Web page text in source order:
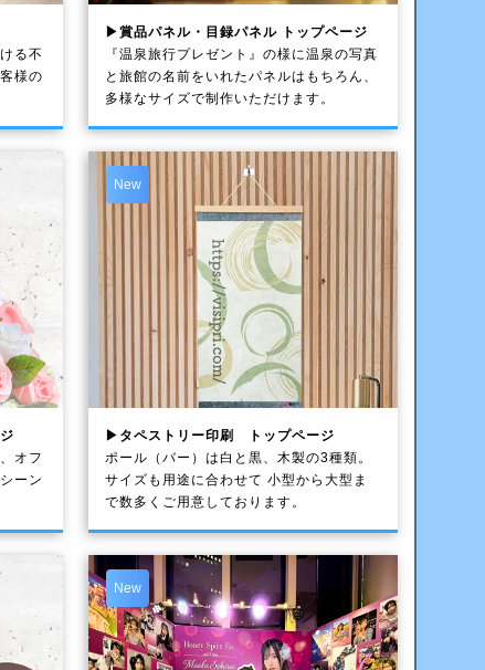
る不
様の
▶賞品パネル・目録パネル トップページ
『温泉旅行プレゼント』の様に温泉の写真
と旅館の名前をいれたパネルはもちろん、
多様なサイズで制作いただけます。
オフ
ーン
New
▶タペストリー印刷 トップページ
ポール（バー）は白と黒、木製の3種類。
サイズも用途に合わせて 小型から大型ま
で数多くご用意しております。
New